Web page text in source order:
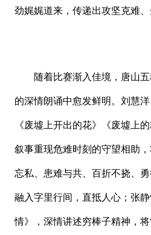
劲娓娓道来，传递出攻坚克难、
随着比赛渐入佳境，唐山
的深情朗诵中愈发鲜明。刘慧
《废墟上开出的花》《废墟上
叙事重现危难时刻的守望相助
忘私、患难与共、百折不挠、
融入字里行间，直抵人心；张
情》，深情讲述穷棒子精神，